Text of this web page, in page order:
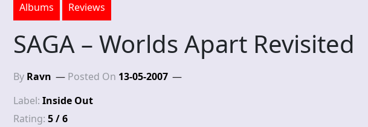
Albums Reviews
SAGA – Worlds Apart Revisited
By Ravn Posted On 13-05-2007
Label: Inside Out
Rating: 5 / 6